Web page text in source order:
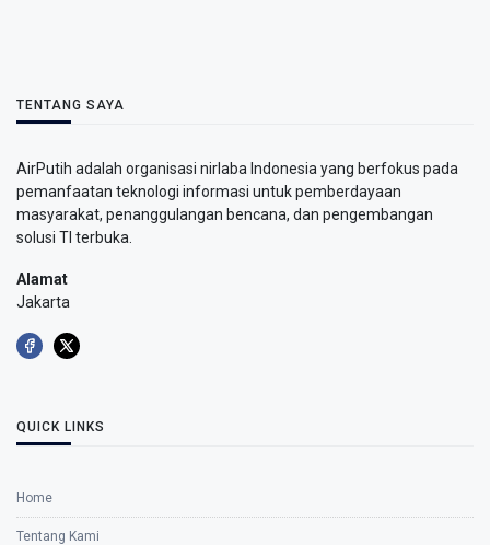
TENTANG SAYA
AirPutih adalah organisasi nirlaba Indonesia yang berfokus pada
pemanfaatan teknologi informasi untuk pemberdayaan
masyarakat, penanggulangan bencana, dan pengembangan
solusi TI terbuka.
Alamat
Jakarta
QUICK LINKS
Home
Tentang Kami